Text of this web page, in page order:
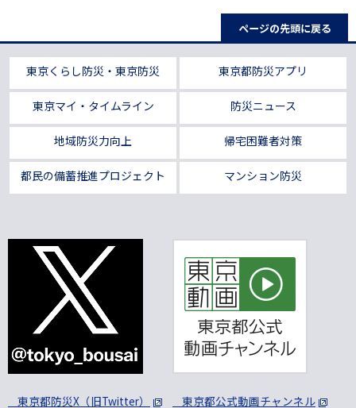
ページの先頭に戻る
東京くらし防災・東京防災 東京都防災アプリ
東京マイ・タイムライン 防災ニュース
地域防災力向上 帰宅困難者対策
都民の備蓄推進プロジェクト マンション防災
東京都防災X（旧Twitter） 東京都公式動画チャンネル